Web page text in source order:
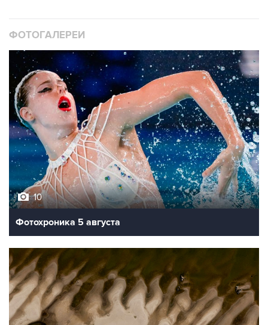
ФОТОГАЛЕРЕИ
10
Фотохроника 5 августа